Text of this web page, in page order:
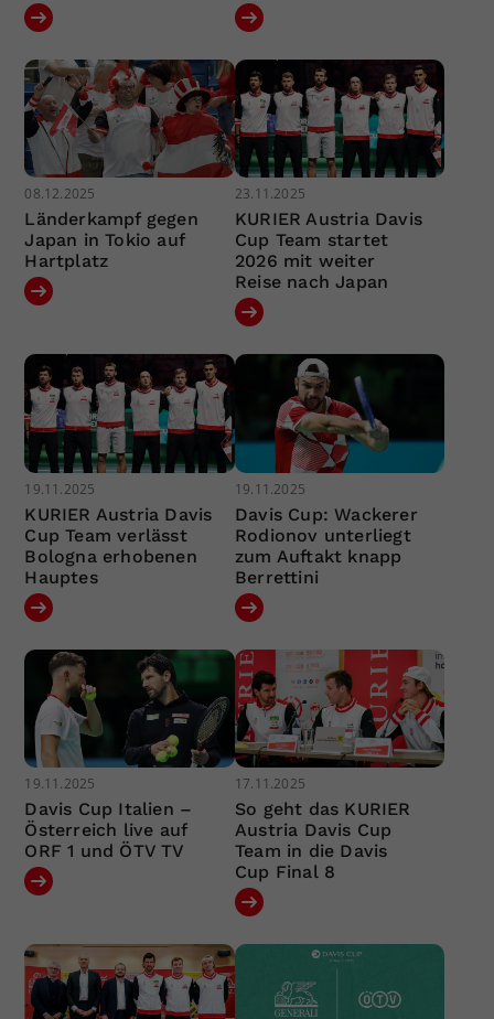
08.12.2025
Länderkampf gegen
Japan in Tokio auf
Hartplatz
23.11.2025
KURIER Austria Davis
Cup Team startet
2026 mit weiter
Reise nach Japan
19.11.2025
KURIER Austria Davis
Cup Team verlässt
Bologna erhobenen
Hauptes
19.11.2025
Davis Cup: Wackerer
Rodionov unterliegt
zum Auftakt knapp
Berrettini
19.11.2025
Davis Cup Italien –
Österreich live auf
ORF 1 und ÖTV TV
17.11.2025
So geht das KURIER
Austria Davis Cup
Team in die Davis
Cup Final 8